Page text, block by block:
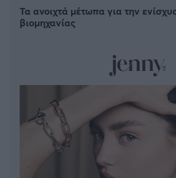
Τα ανοιχτά μέτωπα για την
βιομηχανίας